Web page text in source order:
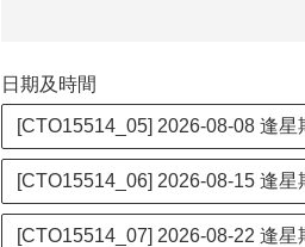
日期及時間
[CTO15514_05] 2026-08-08 逢
[CTO15514_06] 2026-08-15 逢
[CTO15514_07] 2026-08-22 逢